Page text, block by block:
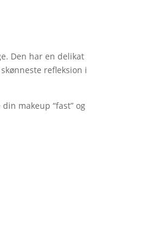
Den har en delikat
refleksion i
makeup “fast” og